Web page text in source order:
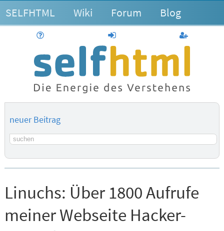
SELFHTML Wiki Forum Blog
anmelden
neuer Beitrag
Suchbegriff
Linuchs: Über 1800 Aufrufe
meiner Webseite Hacker-